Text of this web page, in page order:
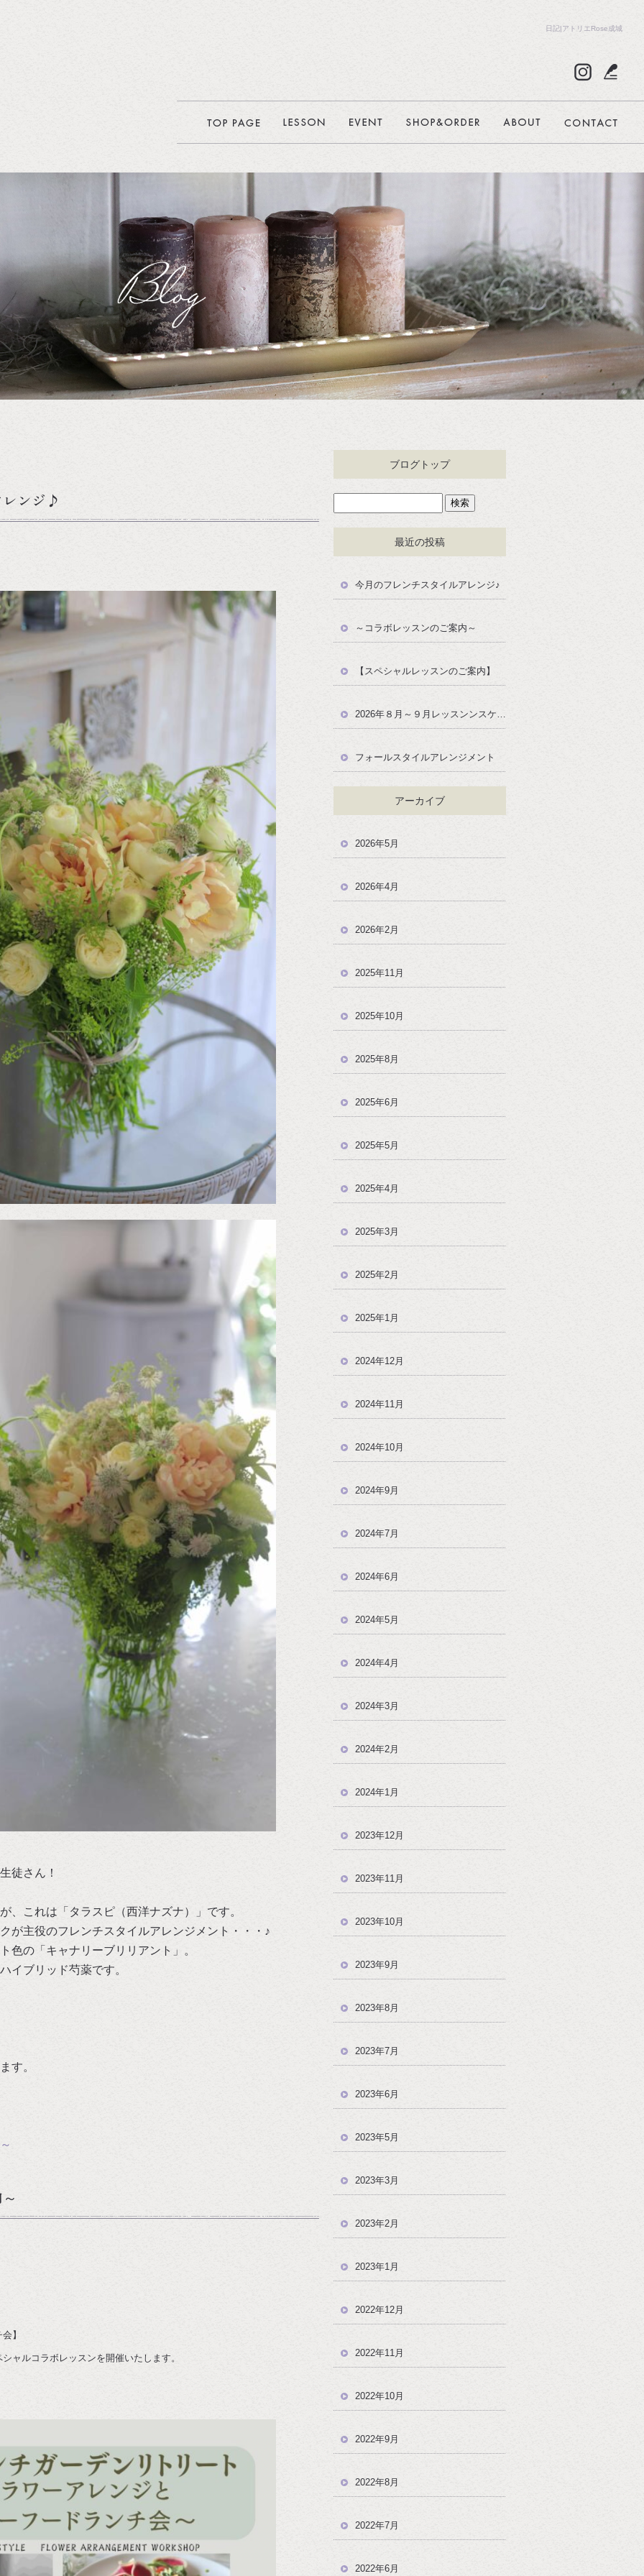
日記|アトリエRose成城
レンジ♪
徒さん！
、これは「タラスピ（西洋ナズナ）」です。
が主役のフレンチスタイルアレンジメント・・・♪
色の「キャナリーブリリアント」。
イブリッド芍薬です。
す。
】
ャルコラボレッスンを開催いたします。
ブログトップ
最近の投稿
今月のフレンチスタイルアレンジ♪
～コラボレッスンのご案内～
【スペシャルレッスンのご案内】
フォールスタイルアレンジメント
アーカイブ
2026年5月
2026年4月
2026年2月
2025年11月
2025年10月
2025年8月
2025年6月
2025年5月
2025年4月
2025年3月
2025年2月
2025年1月
2024年12月
2024年11月
2024年10月
2024年9月
2024年7月
2024年6月
2024年5月
2024年4月
2024年3月
2024年2月
2024年1月
2023年12月
2023年11月
2023年10月
2023年9月
2023年8月
2023年7月
2023年6月
2023年5月
2023年3月
2023年2月
2023年1月
2022年12月
2022年11月
2022年10月
2022年9月
2022年8月
2022年7月
2022年6月